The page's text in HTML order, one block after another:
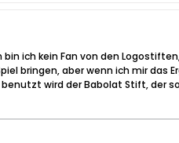
ich kein Fan von den
bringen, aber wenn ich mir
wird der Babolat Stift, der